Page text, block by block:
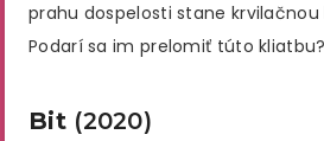
prahu dospelosti stane krvilačnou
Podarí sa im prelomiť túto kliatbu?
Bit(2020)